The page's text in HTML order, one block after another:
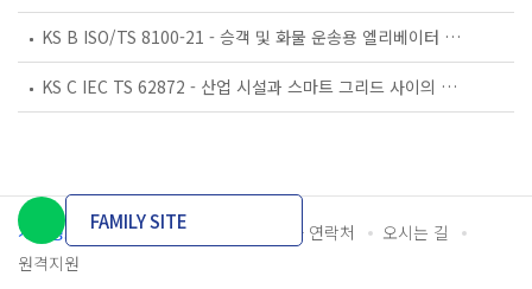
KS B ISO/TS 8100-21 - 승객 및 화물 운송용 엘리베이터 —제21부: 세계공통 필수안전요건(GESRs)을 충족하는 세계공통 안전 파라미터(GSPs)
KS C IEC TS 62872 - 산업 시설과 스마트 그리드 사이의 산업 공정 측정, 제어 및 자동화 시스템 인터페이스
개인정보처리방침 이용약관 담당자 연락처
오시는 길
원격지원
FAMILY SITE